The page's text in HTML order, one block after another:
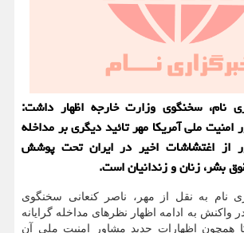
نام، سخنگوی وزارت خارجه اظهار داشت:
امنیت ملی آمریکا مهر تائید دیگری بر مداخله
از اغتشاشات اخیر در ایران تحت پوشش
بشر، زنان و زندانیان است.
نام به نقل از مهر، ناصر کنعانی سخنگوی
واکنش به ادامه اظهار نظرهای مداخله گرایانه
همچون اظهارات جدید مشاور امنیت ملی آن